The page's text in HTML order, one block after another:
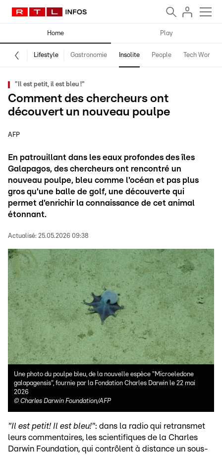
Home Play
Lifestyle Gastronomie Insolite People Tech World
"Il est petit, il est bleu !"
Comment des chercheurs ont
découvert un nouveau poulpe
AFP
En patrouillant dans les eaux profondes des îles
Galapagos, des chercheurs ont rencontré un
nouveau poulpe, bleu comme l'océan et pas plus
gros qu'une balle de golf, une découverte qui
permet d'enrichir la connaissance de cet animal
étonnant.
Actualisé: 25.05.2026 09:38
Une photo du poulpe bleu, de la nouvelle espèce "Microeledone
galapagensis", fournie par la Fondation Charles Darwin le 22 mai
2026
© Charles Darwin Foundation/AFP
"Il est petit! Il est bleu!": dans la radio qui retransmet
leurs commentaires, les scientifiques de la Charles
Darwin Foundation, qui contrôlent à distance un sous-